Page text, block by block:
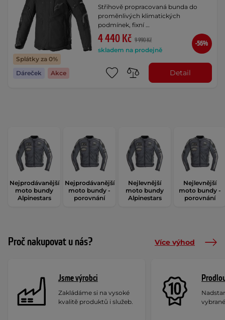
Splátky za 0%
Dáreček
Akce
Střihově propracovaná bunda do
proměnlivých klimatických
podmínek, fixní …
4 440 Kč 9 990 Kč
skladem na prodejně
-56%
Detail
Nejprodávanější
moto bundy
Alpinestars
Nejprodávanější
moto bundy -
porovnání
Nejlevnější
moto bundy
Alpinestars
Nejlevnější
moto bundy -
porovnání
Proč nakupovat u nás? Více výhod
Jsme výrobci
Zakládáme si na vysoké
kvalitě produktů i služeb.